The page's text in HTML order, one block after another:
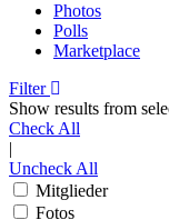
Photos
Polls
Marketplace
Filter
Show results from
Check All
|
Uncheck All
Mitglieder
Fotos